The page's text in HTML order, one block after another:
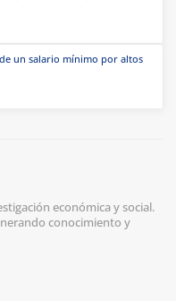
un salario mínimo por altos
económica y social.
conocimiento y